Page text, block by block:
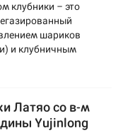
клубники – это
шариков
и клубничным
Латяо со в-м
Yujinlong